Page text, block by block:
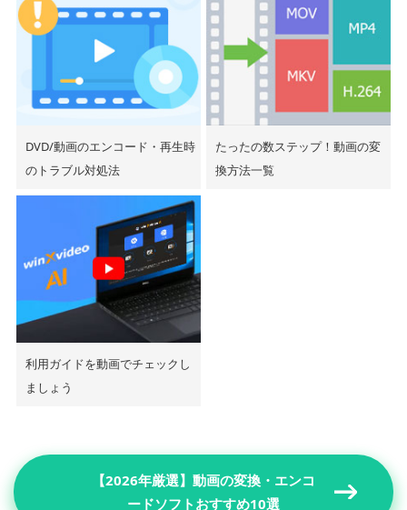
DVD/動画のエンコード・再生時
のトラブル対処法
たったの数ステップ！動画の変
換方法一覧
利用ガイドを動画でチェックし
ましょう
【2026年厳選】動画の変換・エンコ
ードソフトおすすめ10選